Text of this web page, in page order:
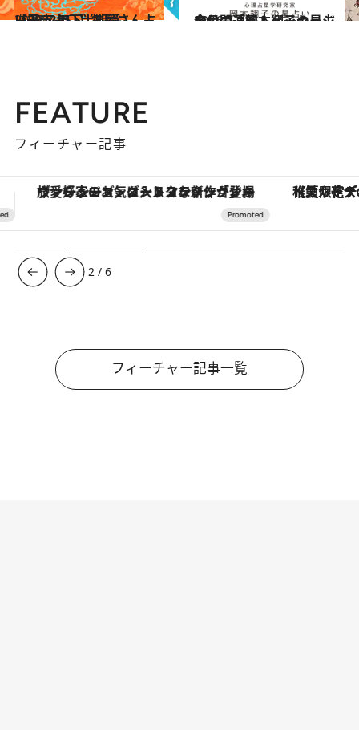
2022.7.25
【干支占い】神鳥さん占い2022年下半期篇
占い 2026.7.31
今月の運勢＆メッセージを公開「岡本翔子の星占い」
占い
FEATURE
フィーチャー記事
【夏限定ディナーコース】旬を迎える稚鮎や花ズッキーニなどをイタリア・トスカーナの郷土料理の手法で満喫！
3 /6
フィーチャー記事一覧